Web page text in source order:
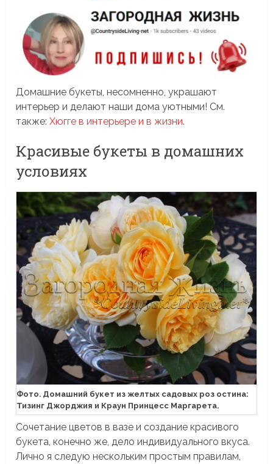
Домашние букеты, несомненно, украшают
интерьер и делают наши дома уютными! См.
также:Хюгге в интерьере и в жизни.
Красивые букеты в домашних
условиях
Фото. Домашний букет из желтых садовых роз остина:
Тизинг Джорджия и Краун Принцесс Маргарета.
Сочетание цветов в вазе и создание красивого
букета, конечно же, дело индивидуального вкуса.
Лично я следую нескольким простым правилам,